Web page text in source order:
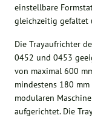
einstellbare
gleichzeitig gefaltet
Die Trayaufrichter
0452 und 0453
von maximal 600
mindestens 180
modularen
aufgerichtet. Die